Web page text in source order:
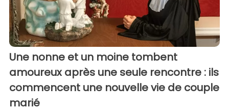
Une nonne et un moine tombent
amoureux après une seule rencontre : ils
commencent une nouvelle vie de couple
marié